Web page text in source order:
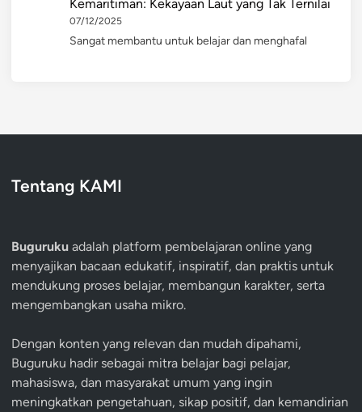
Kemaritiman: Kekayaan Laut yang Tak Ternilai
07/12/2025
Sangat membantu untuk belajar dan menghafal
Tentang KAMI
Buguruku adalah platform pembelajaran online yang
menyajikan bacaan edukatif, inspiratif, dan praktis untuk
mendukung proses belajar, membangun karakter, serta
mengembangkan usaha mikro.
Dengan konten yang relevan dan mudah dipahami,
Buguruku hadir sebagai mitra belajar bagi pelajar,
mahasiswa, dan masyarakat umum yang ingin
meningkatkan pengetahuan, sikap positif, dan kemandirian